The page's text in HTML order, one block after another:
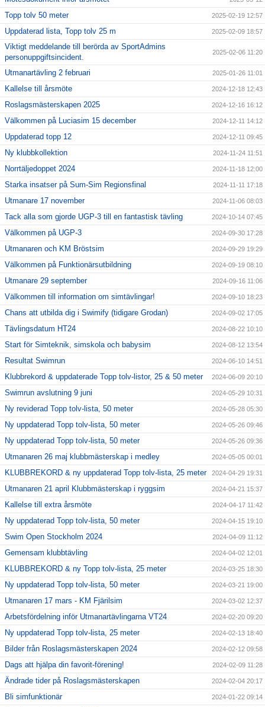
Topp tolv 50 meter 2025-02-19 12:57
Uppdaterad lista, Topp tolv 25 m 2025-02-09 18:57
Viktigt meddelande till berörda av SportAdmins
personuppgiftsincident.
2025-02-06 11:20
Utmanartävling 2 februari 2025-01-26 11:01
Kallelse till årsmöte 2024-12-18 12:43
Roslagsmästerskapen 2025 2024-12-16 16:12
Välkommen på Luciasim 15 december 2024-12-11 14:12
Uppdaterad topp 12 2024-12-11 09:45
Ny klubbkollektion 2024-11-24 11:51
Norrtäljedoppet 2024 2024-11-18 12:00
Starka insatser på Sum-Sim Regionsfinal 2024-11-11 17:18
Utmanare 17 november 2024-11-06 08:03
Tack alla som gjorde UGP-3 till en fantastisk tävling 2024-10-14 07:45
Välkommen på UGP-3 2024-09-30 17:28
Utmanaren och KM Bröstsim 2024-09-29 19:29
Välkommen på Funktionärsutbildning 2024-09-19 08:10
Utmanare 29 september 2024-09-16 11:06
Välkommen till information om simtävlingar! 2024-09-10 18:23
Chans att utbilda dig i Swimify (tidigare Grodan) 2024-09-02 17:05
Tävlingsdatum HT24 2024-08-22 10:10
Start för Simteknik, simskola och babysim 2024-08-12 13:54
Resultat Swimrun 2024-06-10 14:51
Klubbrekord & uppdaterade Topp tolv-listor, 25 & 50 meter 2024-06-09 20:10
Swimrun avslutning 9 juni 2024-05-29 10:31
Ny reviderad Topp tolv-lista, 50 meter 2024-05-28 05:30
Ny uppdaterad Topp tolv-lista, 50 meter 2024-05-26 09:46
Ny uppdaterad Topp tolv-lista, 50 meter 2024-05-26 09:36
Utmanaren 26 maj klubbmästerskap i medley 2024-05-05 00:01
KLUBBREKORD & ny uppdaterad Topp tolv-lista, 25 meter 2024-04-29 19:31
Utmanaren 21 april Klubbmästerskap i ryggsim 2024-04-21 15:37
Kallelse till extra årsmöte 2024-04-17 11:42
Ny uppdaterad Topp tolv-lista, 50 meter 2024-04-15 19:10
Swim Open Stockholm 2024 2024-04-09 11:12
Gemensam klubbtävling 2024-04-02 12:01
KLUBBREKORD & ny Topp tolv-lista, 25 meter 2024-03-25 18:30
Ny uppdaterad Topp tolv-lista, 50 meter 2024-03-21 19:00
Utmanaren 17 mars - KM Fjärilsim 2024-03-02 12:37
Arbetsfördelning inför Utmanartävlingarna VT24 2024-02-20 09:20
Ny uppdaterad Topp tolv-lista, 25 meter 2024-02-13 18:40
Bilder från Roslagsmästerskapen 2024 2024-02-12 09:58
Dags att hjälpa din favorit-förening! 2024-02-09 11:28
Ändrade tider på Roslagsmästerskapen 2024-02-04 20:17
Bli simfunktionär 2024-01-22 09:14